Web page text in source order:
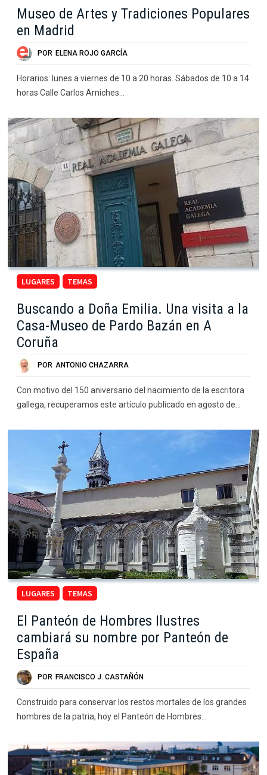
Museo de Artes y Tradiciones Populares
en Madrid
POR ELENA ROJO GARCÍA
Horarios: lunes a viernes de 10 a 20 horas. Sábados de 10 a 14
horas Calle Carlos Arniches…
LUGARES TEMAS
Buscando a Doña Emilia. Una visita a la
Casa-Museo de Pardo Bazán en A
Coruña
POR ANTONIO CHAZARRA
Con motivo del 150 aniversario del nacimiento de la escritora
gallega, recuperamos este artículo publicado en agosto de…
LUGARES TEMAS
El Panteón de Hombres Ilustres
cambiará su nombre por Panteón de
España
POR FRANCISCO J. CASTAÑÓN
Construido para conservar los restos mortales de los grandes
hombres de la patria, hoy el Panteón de Hombres…